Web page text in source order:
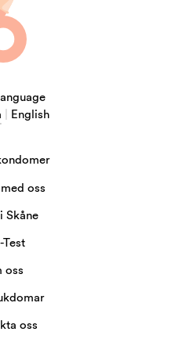
English
oss
Skåne
Test
oss
oss